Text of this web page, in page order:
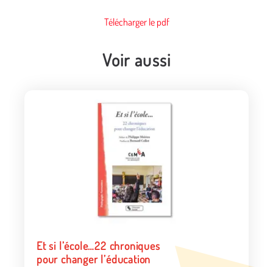
Télécharger le pdf
Voir aussi
Et si l’école…22 chroniques
pour changer l’éducation